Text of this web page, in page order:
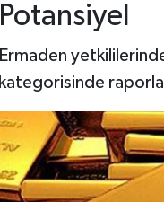
Potansiyel
Ermaden
kategorisinde